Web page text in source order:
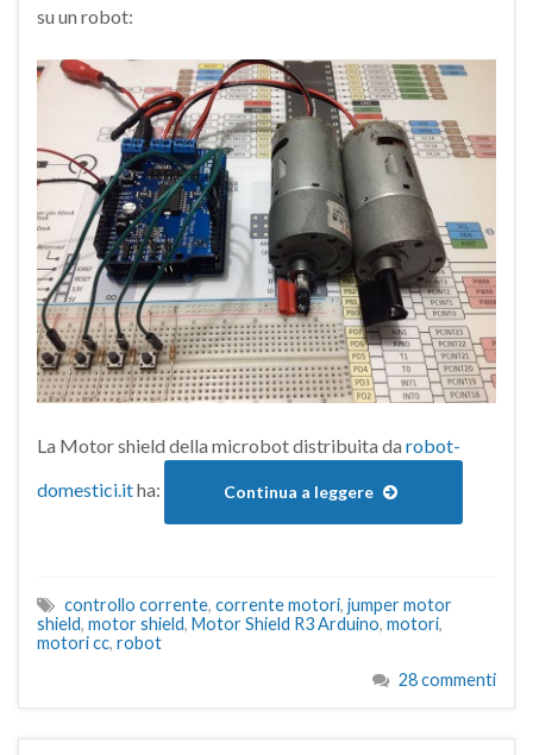
su un robot:
La Motor shield della microbot distribuita da robot-
domestici.itha: Continua a leggere
controllo corrente, corrente motori, jumper motor
shield, motor shield, Motor Shield R3 Arduino, motori,
motori cc, robot
28 commenti